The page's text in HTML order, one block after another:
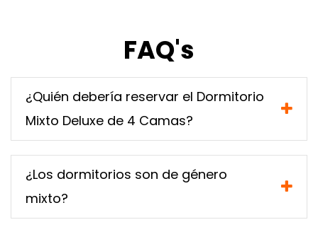
FAQ's
¿Quién debería reservar el Dormitorio
Mixto Deluxe de 4 Camas?
¿Los dormitorios son de género
mixto?